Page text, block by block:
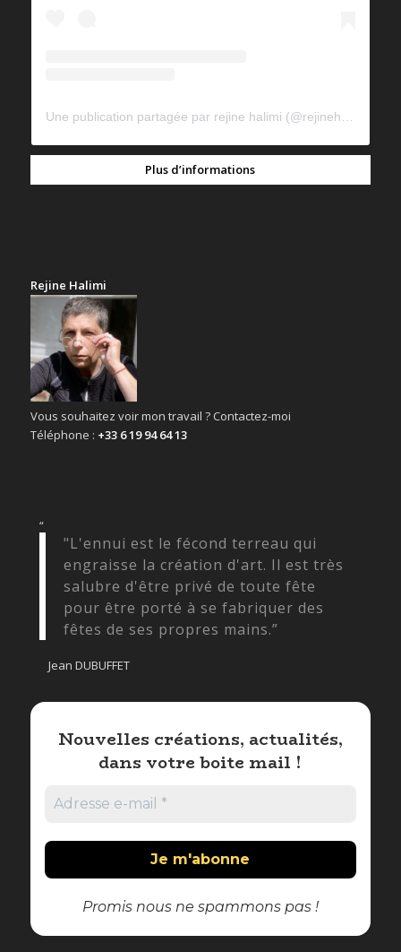
Plus d’informations
Rejine Halimi
Vous souhaitez voir mon travail ? Contactez-moi
Téléphone : +33 6 19 94 64 13
“
"L'ennui est le fécond terreau qui
engraisse la création d'art. Il est très
salubre d'être privé de toute fête
pour être porté à se fabriquer des
fêtes de ses propres mains.”
Jean DUBUFFET
Nouvelles créations, actualités,
dans votre boite mail !
Promis nous ne spammons pas !